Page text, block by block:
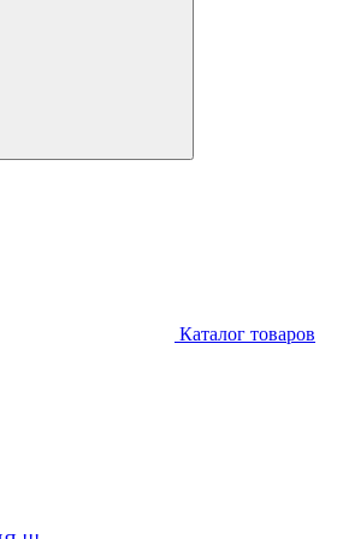
Каталог товаров